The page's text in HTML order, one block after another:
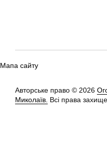
Мапа сайту
Авторське право © 2026
Миколаїв. Всі права